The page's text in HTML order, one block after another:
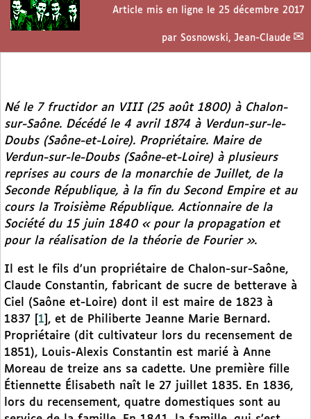
Article mis en ligne le 25 décembre 2017
par Sosnowski, Jean-Claude
Né le 7 fructidor an VIII (25 août 1800) à Chalon-
sur-Saône. Décédé le 4 avril 1874 à Verdun-sur-le-
Doubs (Saône-et-Loire). Propriétaire. Maire de
Verdun-sur-le-Doubs (Saône-et-Loire) à plusieurs
reprises au cours de la monarchie de Juillet, de la
Seconde République, à la fin du Second Empire et au
cours la Troisième République. Actionnaire de la
Société du 15 juin 1840 « pour la propagation et
pour la réalisation de la théorie de Fourier ».
Il est le fils d’un propriétaire de Chalon-sur-Saône,
Claude Constantin, fabricant de sucre de betterave à
Ciel (Saône et-Loire) dont il est maire de 1823 à
1837
1 , et de Philiberte Jeanne Marie Bernard.
Propriétaire (dit cultivateur lors du recensement de
1851), Louis-Alexis Constantin est marié à Anne
Moreau de treize ans sa cadette. Une première fille
Étiennette Élisabeth naît le 27 juillet 1835. En 1836,
lors du recensement, quatre domestiques sont au